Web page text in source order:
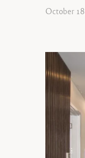
October